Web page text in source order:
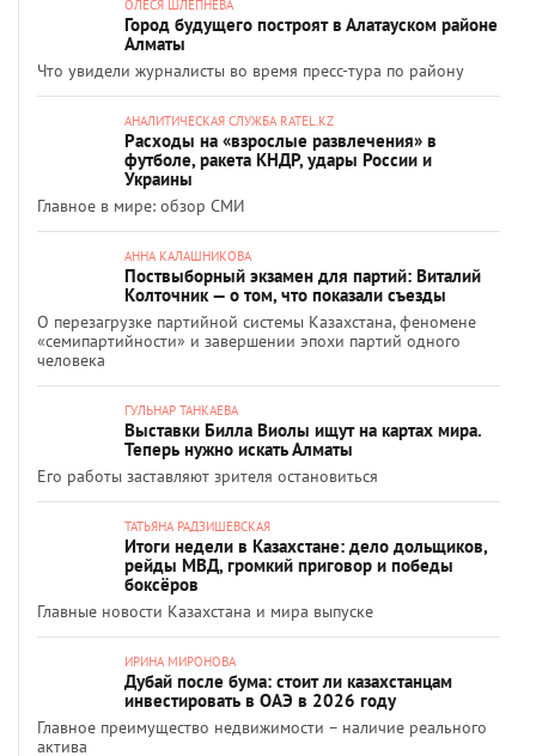
ОЛЕСЯ ШЛЕПНЕВА
Город будущего построят в Алатауском районе
Алматы
Что увидели журналисты во время пресс-тура по району
АНАЛИТИЧЕСКАЯ СЛУЖБА RATEL.KZ
Расходы на «взрослые развлечения» в
футболе, ракета КНДР, удары России и
Украины
Главное в мире: обзор СМИ
АННА КАЛАШНИКОВА
Поствыборный экзамен для партий: Виталий
Колточник — о том, что показали съезды
О перезагрузке партийной системы Казахстана, феномене
«семипартийности» и завершении эпохи партий одного
человека
ГУЛЬНАР ТАНКАЕВА
Выставки Билла Виолы ищут на картах мира.
Теперь нужно искать Алматы
Его работы заставляют зрителя остановиться
ТАТЬЯНА РАДЗИШЕВСКАЯ
Итоги недели в Казахстане: дело дольщиков,
рейды МВД, громкий приговор и победы
боксёров
Главные новости Казахстана и мира выпуске
ИРИНА МИРОНОВА
Дубай после бума: стоит ли казахстанцам
инвестировать в ОАЭ в 2026 году
Главное преимущество недвижимости – наличие реального
актива